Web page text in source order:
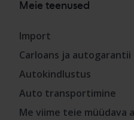
Meie teenused
Import
Carloans ja autogarantii
Autokindlustus
Auto transportimine
Me viime teie müüdava